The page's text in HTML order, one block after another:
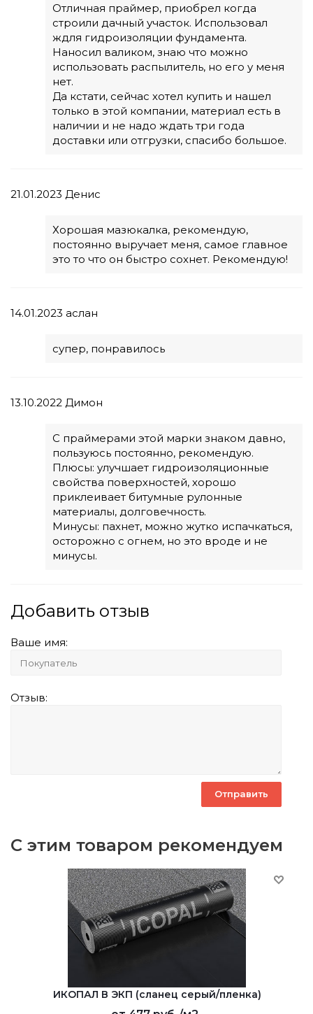
Отличная праймер, приобрел когда
строили дачный участок. Использовал
ждля гидроизоляции фундамента.
Наносил валиком, знаю что можно
использовать распылитель, но его у меня
нет.
Да кстати, сейчас хотел купить и нашел
только в этой компании, материал есть в
наличии и не надо ждать три года
доставки или отгрузки, спасибо большое.
21.01.2023 Денис
Хорошая мазюкалка, рекомендую,
постоянно выручает меня, самое главное
это то что он быстро сохнет. Рекомендую!
14.01.2023 аслан
супер, понравилось
13.10.2022 Димон
С праймерами этой марки знаком давно,
пользуюсь постоянно, рекомендую.
Плюсы: улучшает гидроизоляционные
свойства поверхностей, хорошо
приклеивает битумные рулонные
материалы, долговечность.
Минусы: пахнет, можно жутко испачкаться,
осторожно с огнем, но это вроде и не
минусы.
Добавить отзыв
Ваше имя:
Отзыв:
С этим товаром рекомендуем
ИКОПАЛ В ЭКП (сланец серый/пленка)